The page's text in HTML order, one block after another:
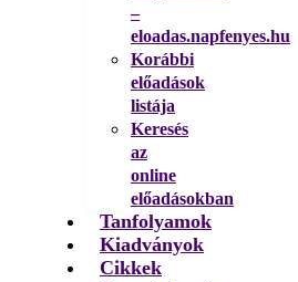
–
eloadas.napfenyes.hu
Korábbi
előadások
listája
Keresés
az
online
előadásokban
Tanfolyamok
Kiadványok
Cikkek